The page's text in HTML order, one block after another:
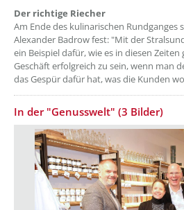
Der richtige Riecher
Am Ende des kulinarischen
Alexander Badrow fest: "Mit der
ein Beispiel dafür, wie es in diesen
Geschäft erfolgreich zu sein, wenn man
das Gespür dafür hat, was die Kunden
In der "Genusswelt" (3 Bilder)